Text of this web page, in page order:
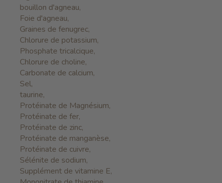
bouillon d'agneau,
Foie d'agneau,
Graines de fenugrec,
Chlorure de potassium,
Phosphate tricalcique,
Chlorure de choline,
Carbonate de calcium,
Sel,
taurine,
Protéinate de Magnésium,
Protéinate de fer,
Protéinate de zinc,
Protéinate de manganèse,
Protéinate de cuivre,
Sélénite de sodium,
Supplément de vitamine E,